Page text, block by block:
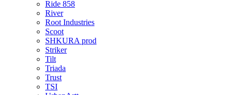
Ride 858
River
Root Industries
Scoot
SHKURA рrоd
Striker
Tilt
Triada
Trust
TSI